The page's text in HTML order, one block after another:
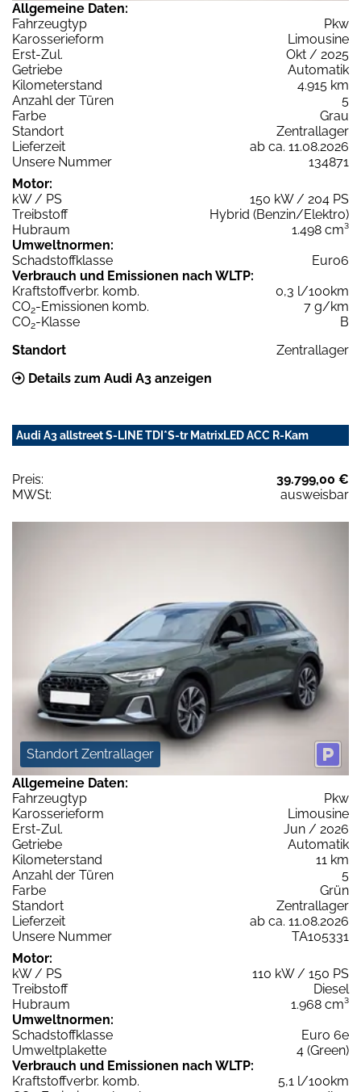
Allgemeine Daten:
Fahrzeugtyp
Pkw
Karosserieform
Limousine
Erst-Zul.
Okt / 2025
Getriebe
Automatik
Kilometerstand
4.915 km
Anzahl der Türen
5
Farbe
Grau
Standort
Zentrallager
Lieferzeit
ab ca. 11.08.2026
Unsere Nummer
134871
Motor:
kW / PS
150 kW / 204 PS
Treibstoff
Hybrid (Benzin/Elektro)
Hubraum
1.498 cm³
Umweltnormen:
Schadstoffklasse
Euro6
Verbrauch und Emissionen nach WLTP:
Kraftstoffverbr. komb.
0,3 l/100km
CO2-Emissionen komb.
7 g/km
CO2-Klasse
B
Standort
Zentrallager
Details zum Audi A3 anzeigen
Audi A3 allstreet S-LINE TDI*S-tr MatrixLED ACC R-Kam
Preis:
39.799,00 €
MWSt:
ausweisbar
Standort Zentrallager
Allgemeine Daten:
Fahrzeugtyp
Pkw
Karosserieform
Limousine
Erst-Zul.
Jun / 2026
Getriebe
Automatik
Kilometerstand
11 km
Anzahl der Türen
5
Farbe
Grün
Standort
Zentrallager
Lieferzeit
ab ca. 11.08.2026
Unsere Nummer
TA105331
Motor:
kW / PS
110 kW / 150 PS
Treibstoff
Diesel
Hubraum
1.968 cm³
Umweltnormen:
Schadstoffklasse
Euro 6e
Umweltplakette
4 (Green)
Verbrauch und Emissionen nach WLTP:
Kraftstoffverbr. komb.
5,1 l/100km